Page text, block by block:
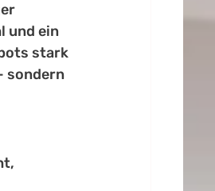
und ein
stark
sondern